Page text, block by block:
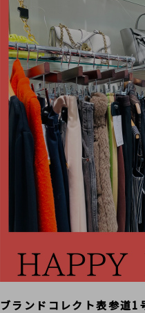
ブランドコレクト表参道1